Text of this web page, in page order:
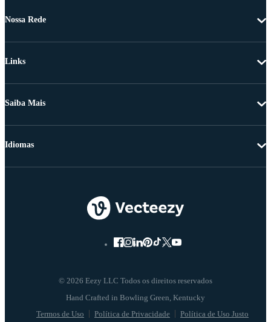
Nossa Rede
Links
Saiba Mais
© 2026 Eezy LLC Todos os direitos reservados
Termos de Uso Política de Privacidade Política de Uso Justo
Idiomas